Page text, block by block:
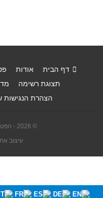
דף הבית אודות
תצוגת רשימה
הצהרת
© 2026 - הפטריה. כל הזכויות שמורות.
עיצוב